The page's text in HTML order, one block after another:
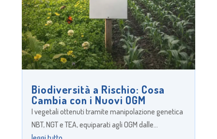
Biodiversità a Rischio: Cosa
Cambia con i Nuovi OGM
I vegetali ottenuti tramite manipolazione genetica
NBT, NGT e TEA, equiparati agli OGM dalle...